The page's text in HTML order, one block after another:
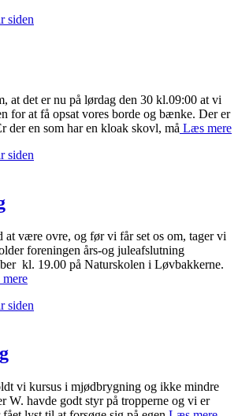
siden
at det er nu på lørdag den 30 kl.09:00 at vi
for at få opsat vores borde og bænke. Der er
der en som har en kloak skovl, må Læs mere
siden
at være ovre, og før vi får set os om, tager vi
foreningen års-og juleafslutning
kl. 19.00 på Naturskolen i Løvbakkerne.
siden
vi kursus i mjødbrygning og ikke mindre
W. havde godt styr på tropperne og vi er